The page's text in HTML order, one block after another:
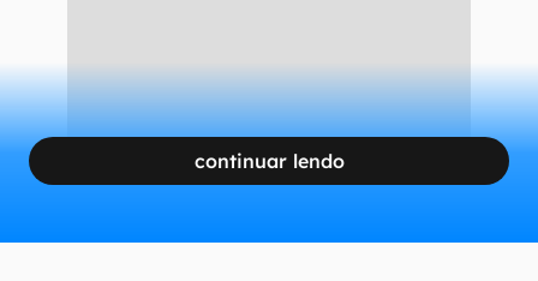
continuar lendo